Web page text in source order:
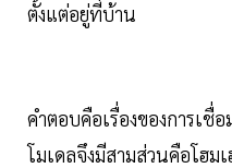
ตั้งแต่อยู่ที่บ้าน
คำตอบคือเรื่องของการเชื่
โมเดลจึงมีสามส่วนคือโฮม